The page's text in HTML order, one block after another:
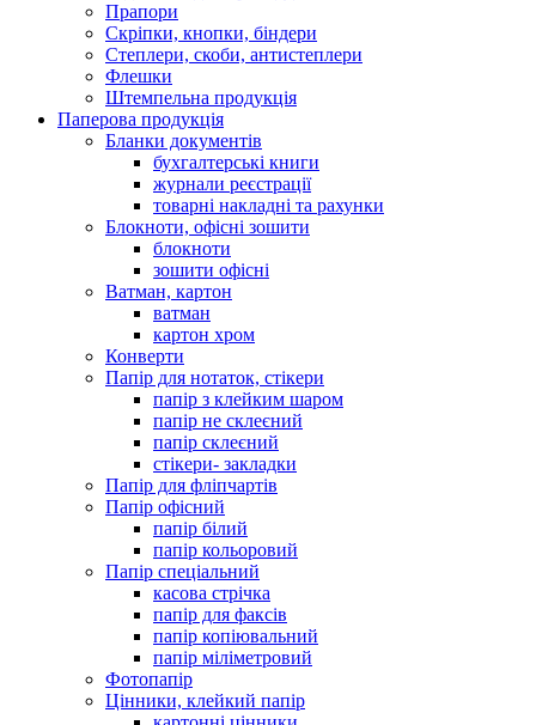
Прапори
Скріпки, кнопки, біндери
Степлери, скоби, антистеплери
Флешки
Штемпельна продукція
Паперова продукція
Бланки документів
бухгалтерські книги
журнали реєстрації
товарні накладні та рахунки
Блокноти, офісні зошити
блокноти
зошити офісні
Ватман, картон
ватман
картон хром
Конверти
Папір для нотаток, стікери
папір з клейким шаром
папір не склеєний
папір склеєний
стікери- закладки
Папір для фліпчартів
Папір офісний
папір білий
папір кольоровий
Папір спеціальний
касова стрічка
папір для факсів
папір копіювальний
папір міліметровий
Фотопапір
Цінники, клейкий папір